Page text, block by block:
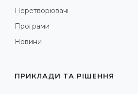
Перетворювачі
Програми
Новини
ПРИКЛАДИ ТА РІШЕННЯ